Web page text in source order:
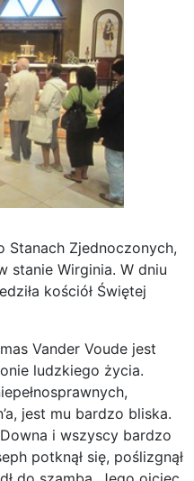
Stanach Zjednoczonych,
stanie Wirginia. W dniu
kościół Świętej
Vander Voude jest
ludzkiego życia.
jest mu bardzo bliska.
i wszyscy bardzo
potknął się, poślizgnął